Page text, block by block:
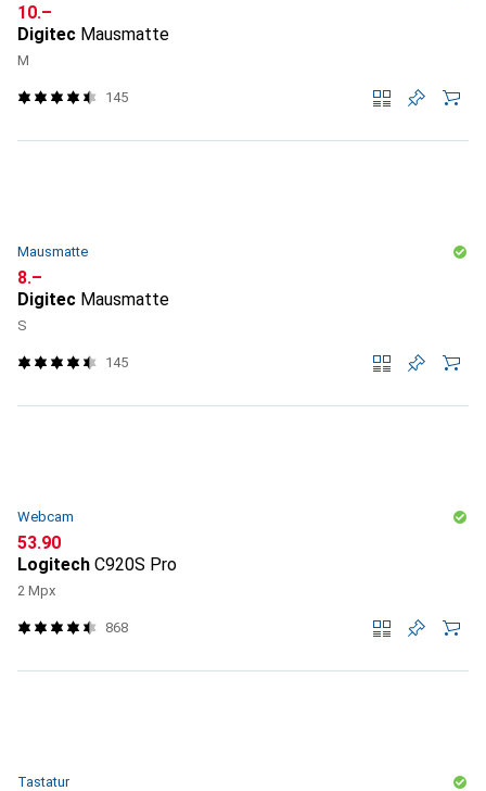
CHF
10.–
Digitec Mausmatte
M
145
Mausmatte
CHF
8.–
Digitec Mausmatte
S
145
Webcam
CHF
53.90
Logitech C920S Pro
2 Mpx
868
Tastatur